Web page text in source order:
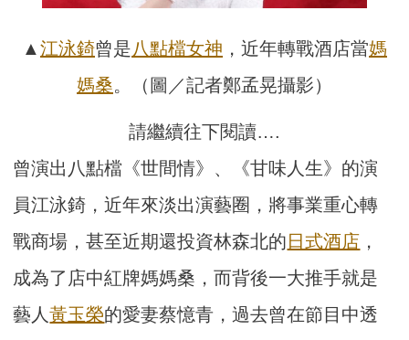
▲江泳錡曾是八點檔女神 ，近年轉戰酒店當媽
媽桑。（圖／記者鄭孟晃攝影）
請繼續往下閱讀….
曾演出八點檔《世間情》、《甘味人生》的演
員江泳錡，近年來淡出演藝圈，將事業重心轉
戰商場，甚至近期還投資林森北的 日式酒店 ，
成為了店中紅牌媽媽桑，而背後一大推手就是
藝人黃玉榮的愛妻蔡憶青，過去曾在節目中透